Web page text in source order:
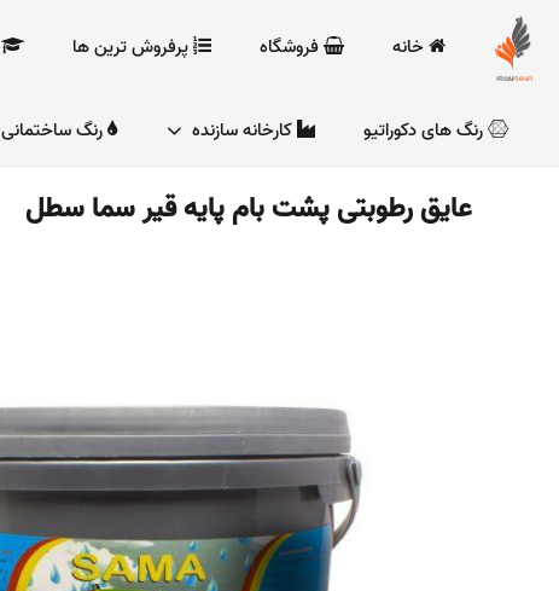
خانه فروشگاه پرفروش ترین ها
رنگ های دکوراتیو کارخانه سازنده رنگ ساختمانی
عایق رطوبتی پشت بام پایه قیر سما سطل